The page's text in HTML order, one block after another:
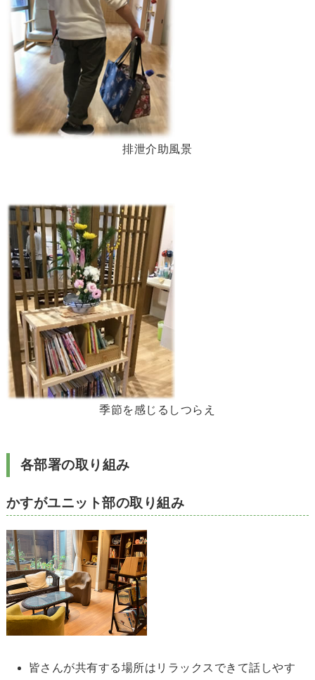
排泄介助風景
季節を感じるしつらえ
各部署の取り組み
かすがユニット部の取り組み
皆さんが共有する場所はリラックスできて話しやす